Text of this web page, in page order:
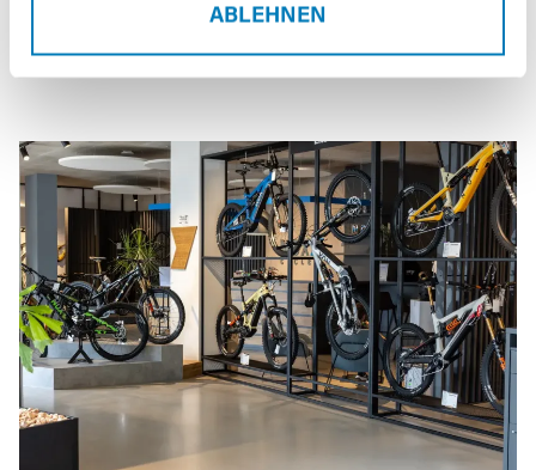
ABLEHNEN
Hol dir persönliche Beratung und vereinbare deinen
Testride.